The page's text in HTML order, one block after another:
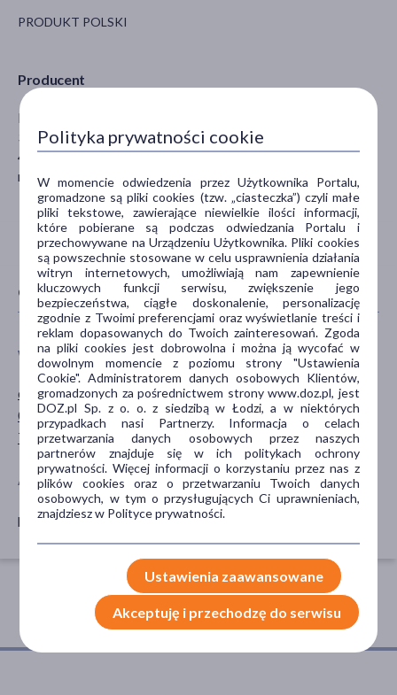
Producent
Multitex Sp. z o.o.
3-go Maja 40
48-250 Głogówek
matex@matex.pl
PRODUKT POLSKI
CECHY PRODUKTU
WIEK
dla dzieci
0-6 miesięcy
7-12 miesięcy
TYP PRODUKTU
Akcesoria
AKCESORIA
prześcieradło
Polityka prywatności cookie
W momencie odwiedzenia przez Użytkownika Portalu,
gromadzone są pliki cookies (tzw. „ciasteczka”) czyli małe
pliki tekstowe, zawierające niewielkie ilości informacji,
które pobierane są podczas odwiedzania Portalu i
przechowywane na Urządzeniu Użytkownika. Pliki cookies
są powszechnie stosowane w celu usprawnienia działania
witryn internetowych, umożliwiają nam zapewnienie
kluczowych funkcji serwisu, zwiększenie jego
bezpieczeństwa, ciągłe doskonalenie, personalizację
zgodnie z Twoimi preferencjami oraz wyświetlanie treści i
reklam dopasowanych do Twoich zainteresowań. Zgoda
na pliki cookies jest dobrowolna i można ją wycofać w
dowolnym momencie z poziomu strony "Ustawienia
Cookie". Administratorem danych osobowych Klientów,
gromadzonych za pośrednictwem strony www.doz.pl, jest
DOZ.pl Sp. z o. o. z siedzibą w Łodzi, a w niektórych
przypadkach nasi Partnerzy. Informacja o celach
przetwarzania danych osobowych przez naszych
partnerów znajduje się w ich politykach ochrony
prywatności. Więcej informacji o korzystaniu przez nas z
plików cookies oraz o przetwarzaniu Twoich danych
osobowych, w tym o przysługujących Ci uprawnieniach,
znajdziesz w Polityce prywatności.
Ustawienia zaawansowane
Akceptuję i przechodzę do serwisu